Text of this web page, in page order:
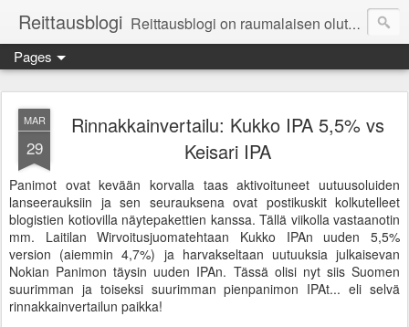
Reittausblogi Reittausblogi on raumalaisen olutharrastajan blogi. Reittaus (rating) tarkoittaa asioiden arvioimista. Reittausblogissa paneudutaan panemisen lopputuotteisiin eli arvioidaan oluita, puolueettomasti.
Pages
MAR
29
Rinnakkainvertailu: Kukko IPA 5,5% vs
Keisari IPA
Panimot ovat kevään korvalla taas aktivoituneet uutuusoluiden
lanseerauksiin ja sen seurauksena ovat postikuskit kolkutelleet
blogistien kotiovilla näytepakettien kanssa. Tällä viikolla vastaanotin
mm. Laitilan Wirvoitusjuomatehtaan Kukko IPAn uuden 5,5%
version (aiemmin 4,7%) ja harvakseltaan uutuuksia julkaisevan
Nokian Panimon täysin uuden IPAn. Tässä olisi nyt siis Suomen
suurimman ja toiseksi suurimman pienpanimon IPAt... eli selvä
rinnakkainvertailun paikka!